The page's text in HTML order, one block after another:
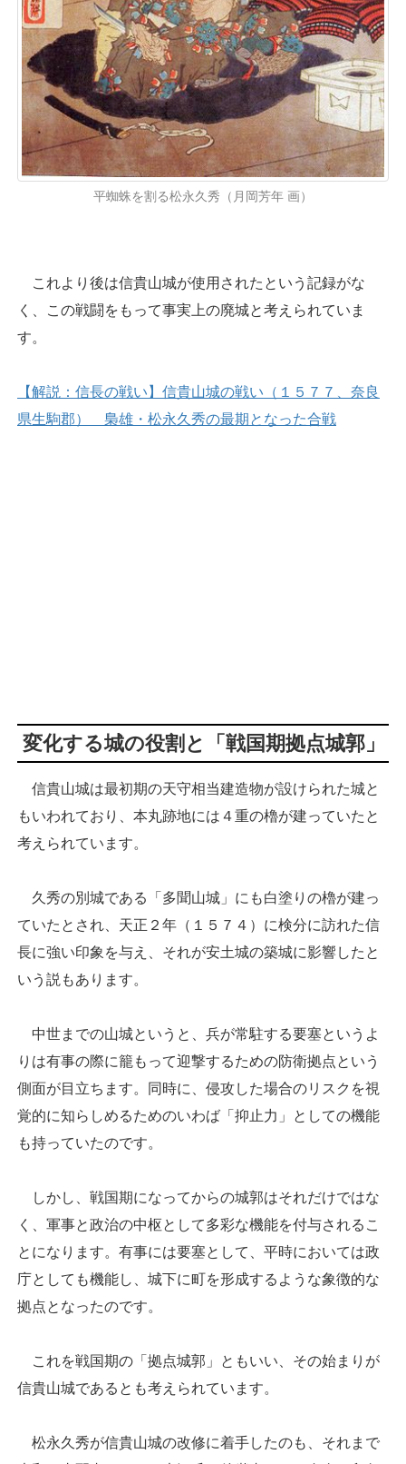
平蜘蛛を割る松永久秀（月岡芳年 画）
これより後は信貴山城が使用されたという記録がな
く、この戦闘をもって事実上の廃城と考えられていま
す。
【解説：信長の戦い】信貴山城の戦い（１５７７、奈良
県生駒郡） 梟雄・松永久秀の最期となった合戦
変化する城の役割と「戦国期拠点城郭」
信貴山城は最初期の天守相当建造物が設けられた城と
もいわれており、本丸跡地には４重の櫓が建っていたと
考えられています。
久秀の別城である「多聞山城」にも白塗りの櫓が建っ
ていたとされ、天正２年（１５７４）に検分に訪れた信
長に強い印象を与え、それが安土城の築城に影響したと
いう説もあります。
中世までの山城というと、兵が常駐する要塞というよ
りは有事の際に籠もって迎撃するための防衛拠点という
側面が目立ちます。同時に、侵攻した場合のリスクを視
覚的に知らしめるためのいわば「抑止力」としての機能
も持っていたのです。
しかし、戦国期になってからの城郭はそれだけではな
く、軍事と政治の中枢として多彩な機能を付与されるこ
とになります。有事には要塞として、平時においては政
庁としても機能し、城下に町を形成するような象徴的な
拠点となったのです。
これを戦国期の「拠点城郭」ともいい、その始まりが
信貴山城であるとも考えられています。
松永久秀が信貴山城の改修に着手したのも、それまで